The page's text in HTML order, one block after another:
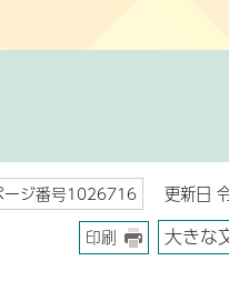
ージ番号1026716 更新日
印刷 大きな